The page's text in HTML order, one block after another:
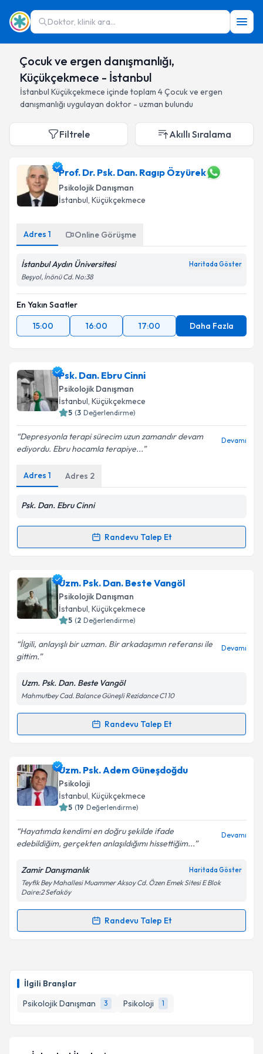
Doktor, klinik ara...
Çocuk ve ergen danışmanlığı,
Küçükçekmece - İstanbul
İstanbul Küçükçekmece içinde toplam 4Çocuk ve ergen
danışmanlığı uygulayan doktor - uzman bulundu
İlgili Branşlar
Psikolojik Danışman
3 Psikoloji 1
Filtrele Akıllı Sıralama
Prof. Dr. Psk. Dan. Ragıp Özyürek
Psikolojik Danışman
İstanbul, Küçükçekmece
Adres 1 Online Görüşme
İstanbul Aydın Üniversitesi Haritada Göster
Beşyol, İnönü Cd. No:38
En Yakın Saatler
15:00
16:00 17:00 Daha Fazla
Psk. Dan. Ebru Cinni
Psikolojik Danışman
İstanbul, Küçükçekmece
5 (3 Değerlendirme)
Depresyonla terapi sürecim uzun zamandır devam
ediyordu. Ebru hocamla terapiye...
Devamı
Adres 1 Adres 2
Psk. Dan. Ebru Cinni
Randevu Talep Et
Randevu Takvimi Talebi
Psk. Dan. Ebru Cinni için randevu takvimi talebi
oluşturun. Size bu uzmandan randevu almanız için bir
takvim hazırlandığında e-posta ile bilgilendireceğiz.
Kişisel verilerimin işlenmesine ilişkin
Metni'ni okudum ve kişisel verilerimin belirtilen
kapsamda işlenmesini kabul ediyorum.
Uzm. Psk. Dan. Beste Vangöl
Psikolojik Danışman
İstanbul, Küçükçekmece
5 (2 Değerlendirme)
İlgili, anlayışlı bir uzman. Bir arkadaşımın referansı ile
gittim.
Devamı
Uzm. Psk. Dan. Beste Vangöl
Mahmutbey Cad. Balance Güneşli Rezidance C1 10
Randevu Talep Et
Randevu Takvimi Talebi
Uzm. Psk. Dan. Beste Vangöliçin randevu takvimi
talebi oluşturun. Size bu uzmandan randevu almanız
için bir takvim hazırlandığında e-posta ile
bilgilendireceğiz.
E-posta Adresiniz
Kişisel verilerimin işlenmesine ilişkinAydınlatma
Metni
kapsamda işlenmesini kabul ediyorum.
Uzm. Psk. Adem Güneşdoğdu
Psikoloji
İstanbul, Küçükçekmece
5 (19 Değerlendirme)
Hayatımda kendimi en doğru şekilde ifade
edebildiğim, gerçekten anlaşıldığımı hissettiğim...
Devamı
Zamir Danışmanlık Haritada Göster
Teyfik Bey Mahallesi Muammer Aksoy Cd. Özen Emek Sitesi E Blok
Daire:2 Sefaköy
Randevu Talep Et
Randevu Takvimi Talebi
için bir takvim hazırlandığında e-posta ile
bilgilendireceğiz.
E-posta Adresiniz